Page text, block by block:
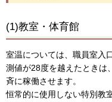
(1)教室・体育館
室温については、職員室入
測値が28度を越えたときは
斉に稼働させます。
恒常的に使用しない特別教